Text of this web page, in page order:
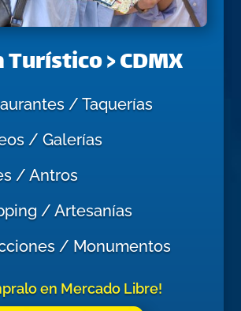
> CDMX
/ Taquerías
/ Galerías
/ Antros
/ Artesanías
/ Monumentos
en Mercado Libre!